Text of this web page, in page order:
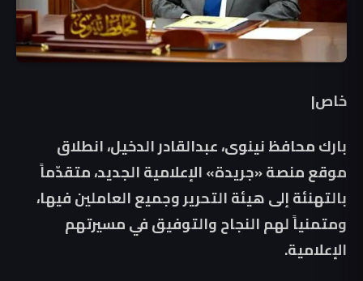
خاص|
بارك محافظ نينوى،عبدالقادر الدخيل، انطلاق
موقع منصة «جريدة» الإعلامية الجديد، متقدّماً
بالتهنئة إلى هيئة التحرير وجميع العاملين فيها،
ومتمنياً لهم النجاح والتوفيق في مسيرتهم
الإعلامية.